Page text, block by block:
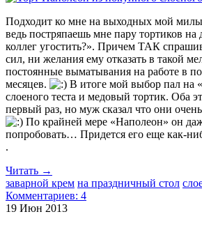
Подходит ко мне на выходных мой
ведь постряпаешь мне пару тортиков на
коллег угостить?». Причем ТАК
сил, ни желания ему отказать в такой
постоянные выматывания на работе в
месяцев.
В итоге мой выбор пал на
слоеного теста и медовый тортик. Оба
первый раз, но муж сказал что они
По крайней мере «Наполеон» он
попробовать… Придется его еще как-
.
Читать →
заварной крем на праздничный стол
Комментариев: 4
19 Июн 2013